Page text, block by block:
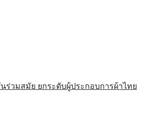
วมสมัย ยกระดับผู้ประกอบการผ้าไทย